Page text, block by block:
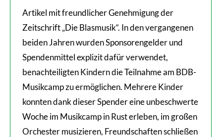
Artikel mit freundlicher Genehmigung der
Zeitschrift „Die Blasmusik“. In den vergangenen
beiden Jahren wurden Sponsorengelder und
Spendenmittel explizit dafür verwendet,
benachteiligten Kindern die Teilnahme am BDB-
Musikcamp zu ermöglichen. Mehrere Kinder
konnten dank dieser Spender eine unbeschwerte
Woche im Musikcamp in Rust erleben, im großen
Orchester musizieren, Freundschaften schließen